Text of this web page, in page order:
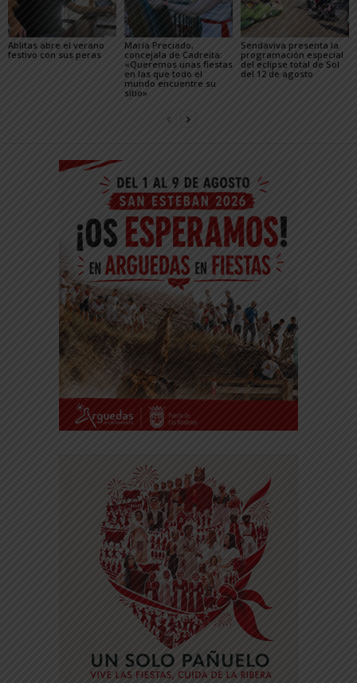
Ablitas abre el verano
festivo con sus peras
María Preciado,
concejala de Cadreita:
«Queremos unas fiestas
en las que todo el
mundo encuentre su
sitio»
Sendaviva presenta la
programación especial
del eclipse total de Sol
del 12 de agosto